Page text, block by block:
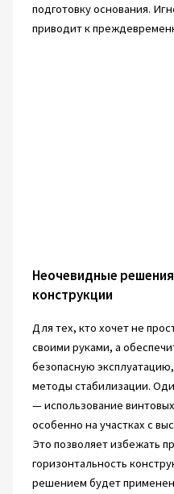
подготовку основания.
приводит к
Неочевидные
конструкции
Для тех, кто хочет не
своими руками, а
безопасную
методы стабилизации.
— использование
особенно на участках с
Это позволяет избежать
горизонтальность
решением будет